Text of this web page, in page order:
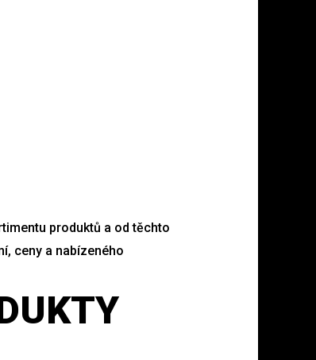
produktů a od těchto
ceny a nabízeného